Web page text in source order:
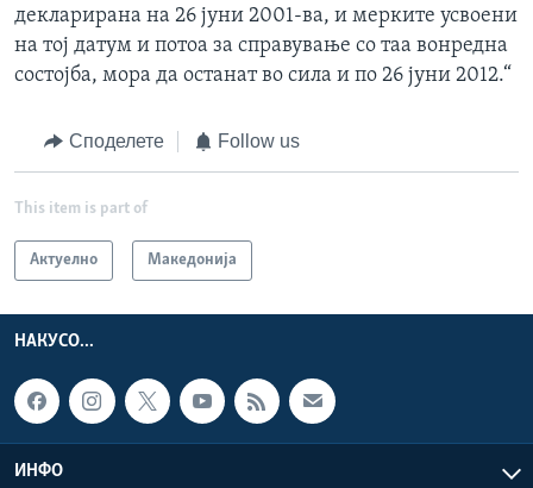
декларирана на 26 јуни 2001-ва, и мерките усвоени
на тој датум и потоа за справување со таа вонредна
состојба, мора да останат во сила и по 26 јуни 2012.“
Споделете Follow us
This item is part of
Актуелно Македонија
НАКУСО...
ИНФО